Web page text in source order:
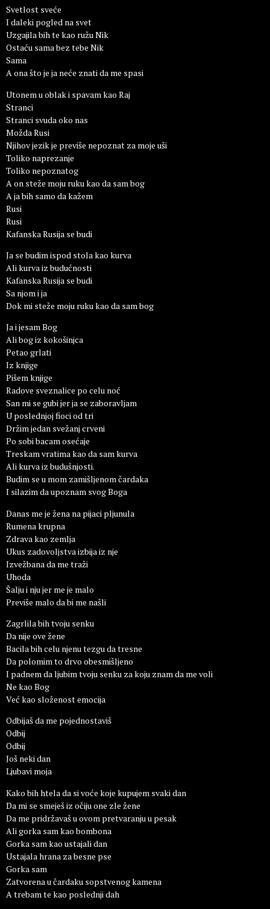
Svetlost sveće
I daleki pogled na svet
Uzgajila bih te kao ružu Nik
Ostaću sama bez tebe Nik
Sama
A ona što je ja neće znati da me spasi
Utonem u oblak i spavam kao Raj
Stranci
Stranci svuda oko nas
Možda Rusi
Njihov jezik je previše nepoznat za moje uši
Toliko naprezanje
Toliko nepoznatog
A on steže moju ruku kao da sam bog
A ja bih samo da kažem
Rusi
Rusi
Kafanska Rusija se budi
Ja se budim ispod stola kao kurva
Ali kurva iz budućnosti
Kafanska Rusija se budi
Sa njom i ja
Dok mi steže moju ruku kao da sam bog
Ja i jesam Bog
Ali bog iz kokošinjca
Petao grlati
Iz knjige
Pišem knjige
Radove sveznalice po celu noć
San mi se gubi jer ja se zaboravljam
U poslednjoj fioci od tri
Držim jedan svežanj crveni
Po sobi bacam osećaje
Treskam vratima kao da sam kurva
Ali kurva iz budušnjosti.
Budim se u mom zamišljenom čardaka
I silazim da upoznam svog Boga
Danas me je žena na pijaci pljunula
Rumena krupna
Zdrava kao zemlja
Ukus zadovoljstva izbija iz nje
Izvežbana da me traži
Uhoda
Šalju i nju jer me je malo
Previše malo da bi me našli
Zagrlila bih tvoju senku
Da nije ove žene
Bacila bih celu njenu tezgu da tresne
Da polomim to drvo obesmišljeno
I padnem da ljubim tvoju senku za koju znam da me voli
Ne kao Bog
Već kao složenost emocija
Odbijaš da me pojednostaviš
Odbij
Odbij
Još neki dan
Ljubavi moja
Kako bih htela da si voće koje kupujem svaki dan
Da mi se smeješ iz očiju one zle žene
Da me pridržavaš u ovom pretvaranju u pesak
Ali gorka sam kao bombona
Gorka sam kao ustajali dan
Ustajala hrana za besne pse
Gorka sam
Zatvorena u čardaku sopstvenog kamena
A trebam te kao poslednji dah